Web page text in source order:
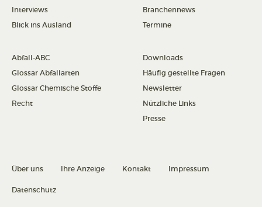
Interviews
Blick ins Ausland
Branchennews
Termine
Abfall-ABC
Glossar Abfallarten
Glossar Chemische Stoffe
Recht
Downloads
Häufig gestellte Fragen
Newsletter
Nützliche Links
Presse
Über uns Ihre Anzeige Kontakt Impressum
Datenschutz